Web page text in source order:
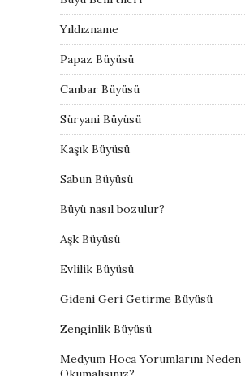
Yıldızname
Papaz Büyüsü
Canbar Büyüsü
Süryani Büyüsü
Kaşık Büyüsü
Sabun Büyüsü
Büyü nasıl bozulur?
Aşk Büyüsü
Evlilik Büyüsü
Gideni Geri Getirme Büyüsü
Zenginlik Büyüsü
Medyum Hoca Yorumlarını Neden